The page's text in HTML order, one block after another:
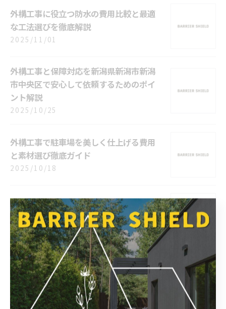
外構工事に役立つ防水の費用比較と最適
な工法選びを徹底解説
2025/11/01
外構工事と保障対応を新潟県新潟市新潟
市中央区で安心して依頼するためのポイ
ント解説
2025/10/25
外構工事で駐車場を美しく仕上げる費用
と素材選び徹底ガイド
2025/10/18
外構工事で叶える古民家風の住まいと費
用を抑えるコツ
2025/10/04
外構工事で軟弱地盤に強い家を実現する
ための調査と補強のポイント
2025/09/20